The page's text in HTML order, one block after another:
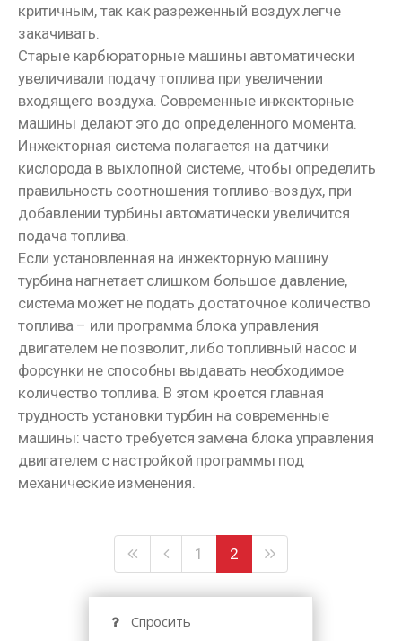
критичным, так как разреженный воздух легче
закачивать.
Старые карбюраторные машины автоматически
увеличивали подачу топлива при увеличении
входящего воздуха. Современные инжекторные
машины делают это до определенного момента.
Инжекторная система полагается на датчики
кислорода в выхлопной системе, чтобы определить
правильность соотношения топливо-воздух, при
добавлении турбины автоматически увеличится
подача топлива.
Если установленная на инжекторную машину
турбина нагнетает слишком большое давление,
система может не подать достаточное количество
топлива – или программа блока управления
двигателем не позволит, либо топливный насос и
форсунки не способны выдавать необходимое
количество топлива. В этом кроется главная
трудность установки турбин на современные
машины: часто требуется замена блока управления
двигателем с настройкой программы под
механические изменения.
1 2
Спросить